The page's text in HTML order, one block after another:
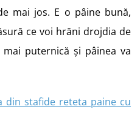
mai jos. E o pâine bună,
ce voi hrăni drojdia de
puternică și pâinea va